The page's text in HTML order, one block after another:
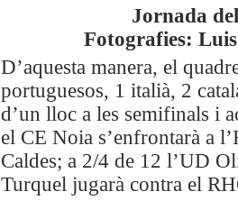
Jornada
Fotografies:
D’aquesta manera, el
portuguesos, 1 italià, 2
d’un lloc a les semifinals i
el CE Noia s’enfrontarà a
Caldes; a 2/4 de 12 l’UD
Turquel jugarà contra el